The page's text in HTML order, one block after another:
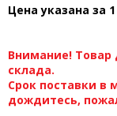
Цена указана за
Внимание! Товар
склада.
Срок поставки в
дождитесь,